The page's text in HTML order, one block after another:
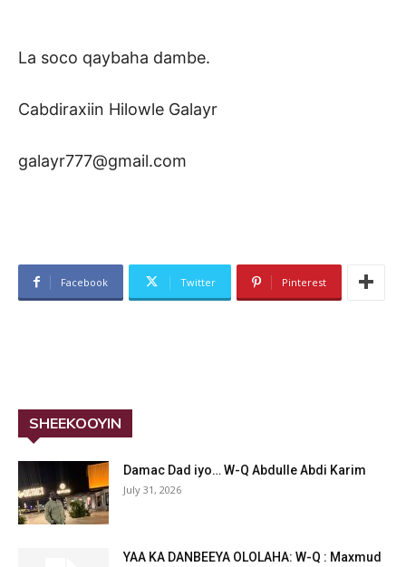
La soco qaybaha dambe.
Cabdiraxiin Hilowle Galayr
galayr777@gmail.com
Facebook Twitter Pinterest
SHEEKOOYIN
Damac Dad iyo… W-Q Abdulle Abdi Karim
July 31, 2026
YAA KA DANBEEYA OLOLAHA: W-Q : Maxmud